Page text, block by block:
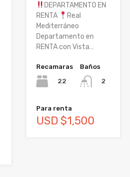
DEPARTAMENTO EN
RENTA
Real
Mediterráneo
Departamento en
RENTA con Vista…
Recamaras
22
Baños
2
Para renta
USD $1,500